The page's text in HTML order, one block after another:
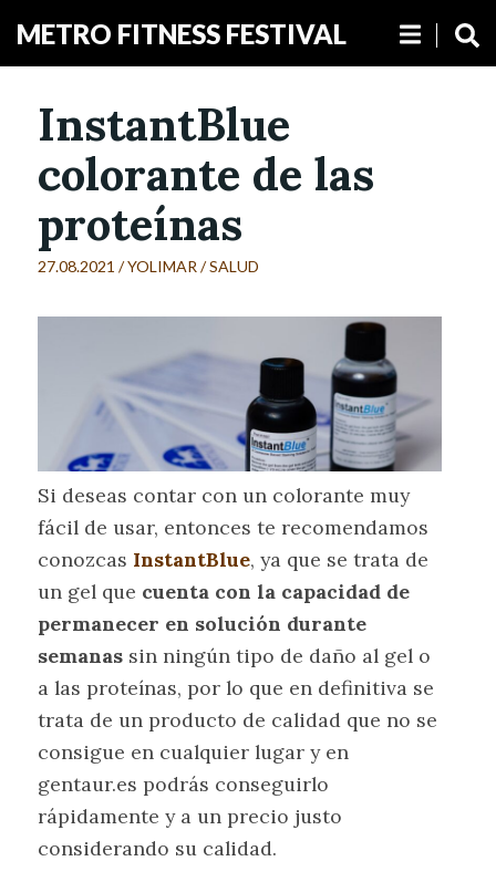
METRO FITNESS FESTIVAL
InstantBlue
colorante de las
proteínas
27.08.2021 /YOLIMAR /SALUD
Si deseas contar con un colorante muy
fácil de usar, entonces te recomendamos
conozcas InstantBlue, ya que se trata de
un gel que cuenta con la capacidad de
permanecer en solución durante
semanas sin ningún tipo de daño al gel o
a las proteínas, por lo que en definitiva se
trata de un producto de calidad que no se
consigue en cualquier lugar y en
gentaur.es podrás conseguirlo
rápidamente y a un precio justo
considerando su calidad.